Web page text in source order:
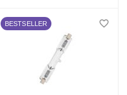
BESTSELLER